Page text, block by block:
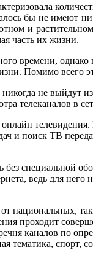
бы не
и
часть их жизни.
времени,
Помимо всего
не выйдут
телеканалов в
и поиск ТВ
специальной
ведь для
проходит
каналов по
тематика, спорт,